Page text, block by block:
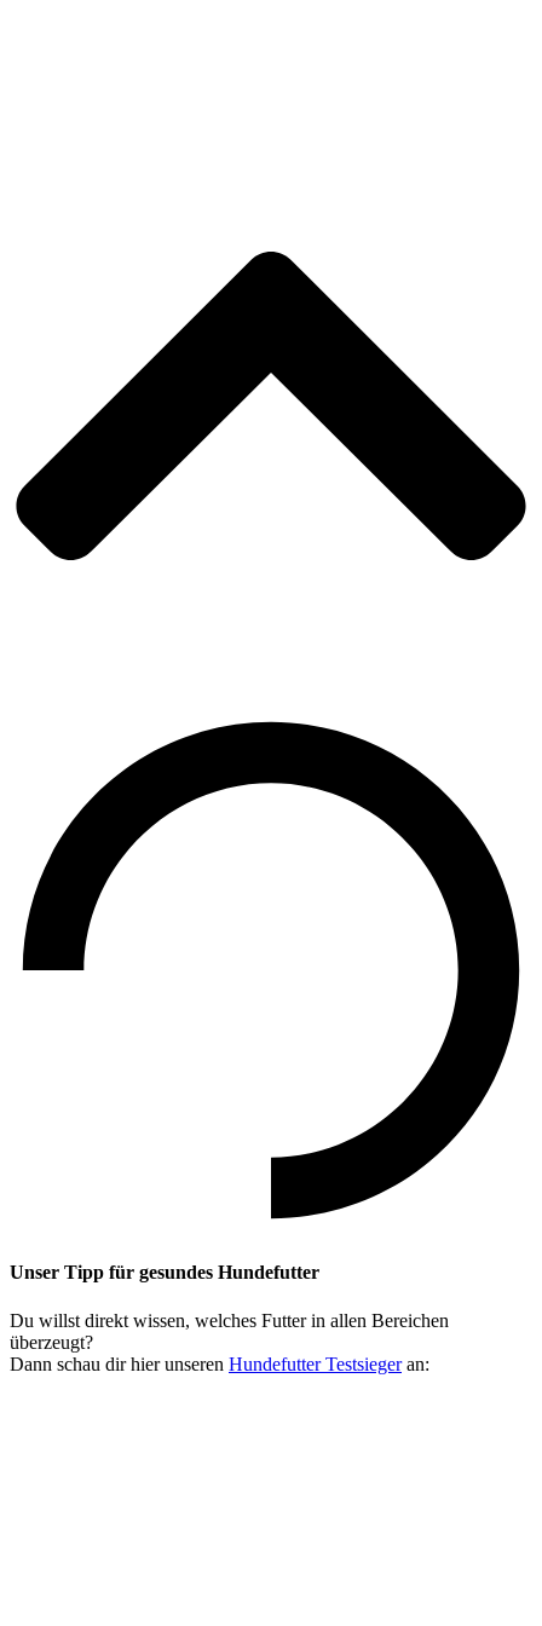
Unser Tipp für gesundes Hundefutter
Du willst direkt wissen, welches Futter in allen Bereichen
überzeugt?
Dann schau dir hier unseren Hundefutter Testsiegeran: